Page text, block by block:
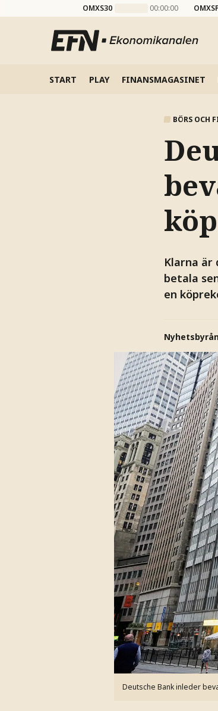
OMXS30 00:00:00
START PLAY FINANSMAGASINET
BÖRS OCH
köp
Klarna är
betala
en
Deutsche Bank inleder